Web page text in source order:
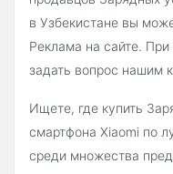
в Узбекистане вы
Реклама на сайте.
задать вопрос нашим
Ищете, где купить
смартфона Xiaomi по
среди множества